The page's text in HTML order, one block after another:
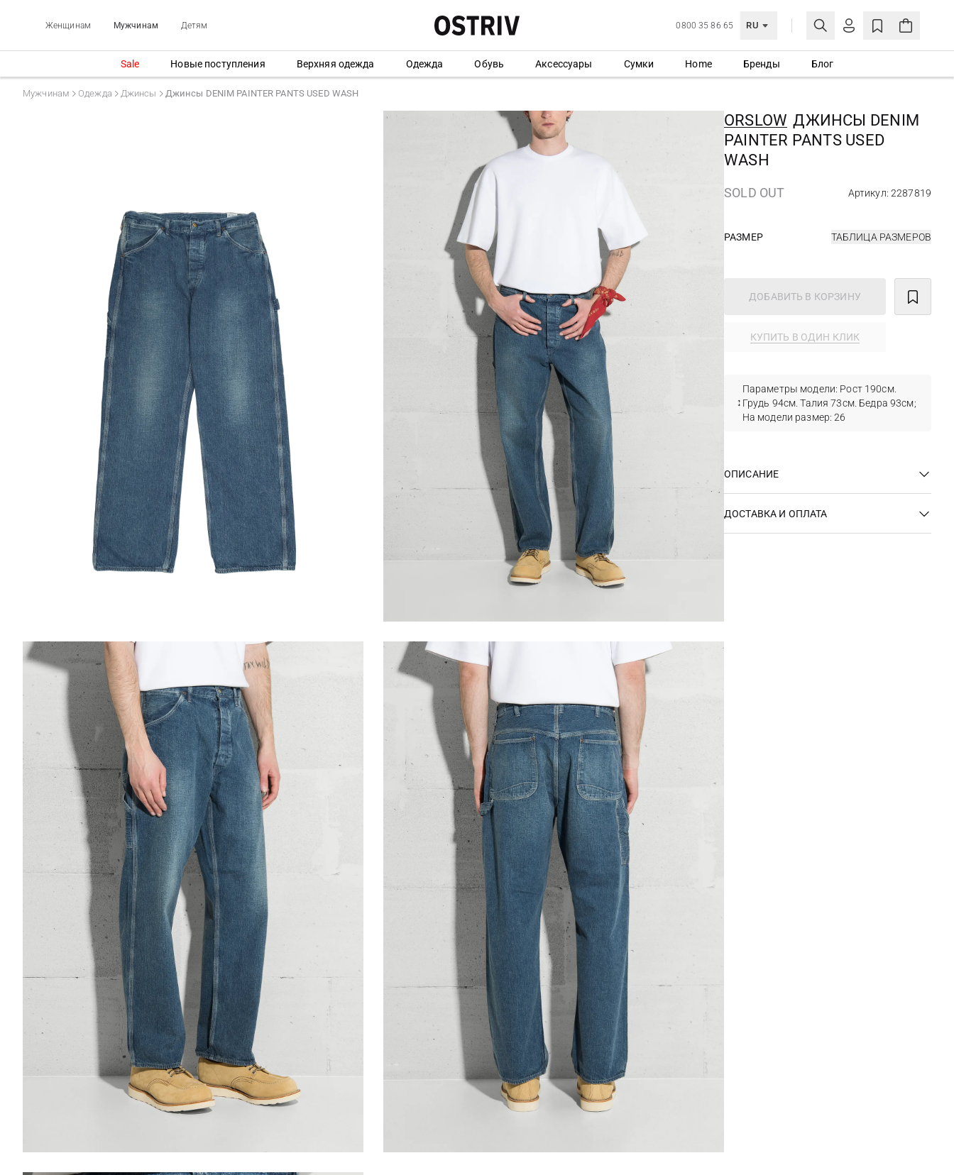
Женщинам Мужчинам Детям 0800 35 86 65 RU
ЛИЧНЫЙ КАБИНЕТ
Еще не зарегистрированы?
СОЗДАТЬ УЧЕТНУЮ ЗАПИСЬ
Sale Новые поступления Верхняя одежда Одежда Обувь Аксессуары Сумки Home Бренды Блог
Мужчинам Одежда Джинсы Джинсы DENIM PAINTER PANTS USED WASH
ORSLOW ДЖИНСЫ DENIM
PAINTER PANTS USED
WASH
SOLD OUT Артикул: 2287819
РАЗМЕР ТАБЛИЦА РАЗМЕРОВ
ДОБАВИТЬ В КОРЗИНУ
КУПИТЬ В ОДИН КЛИК
Параметры модели: Рост 190см.
Грудь 94см. Талия 73см. Бедра 93см;
На модели размер: 26
ОПИСАНИЕ
ДОСТАВКА И ОПЛАТА